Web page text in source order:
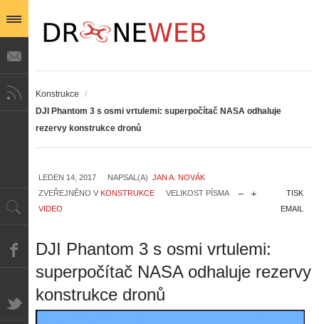
Konstrukce
/
DJI Phantom 3 s osmi vrtulemi: superpočítač NASA odhaluje
rezervy konstrukce dronů
LEDEN 14, 2017 NAPSAL(A) JAN A. NOVÁK
ZVEŘEJNĚNO V KONSTRUKCE VELIKOST PÍSMA
TISK
EMAIL
VIDEO
DJI Phantom 3 s osmi vrtulemi:
superpočítač NASA odhaluje rezervy
konstrukce dronů